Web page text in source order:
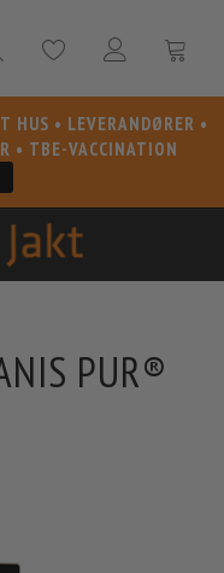
HUS • LEVERANDØRER •
• TBE-VACCINATION
PUR®